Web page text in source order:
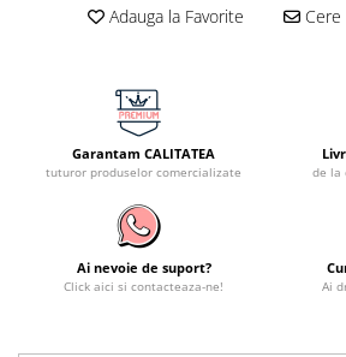
Adauga la Favorite Cere
Garantam CALITATEA
tuturor produselor comercializate de la
Ai nevoie de suport?
Click aici si contacteaza-ne! Ai